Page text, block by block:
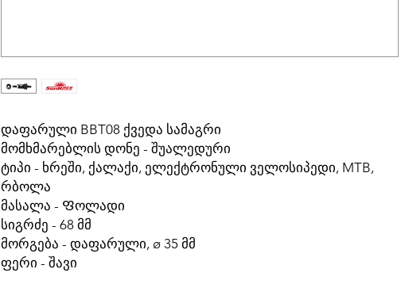
დაფარული BBT08 ქვედა სამაგრი
მომხმარებლის დონე - შუალედური
ტიპი - ხრეში, ქალაქი, ელექტრონული ველოსიპედი, MTB,
რბოლა
მასალა - Ფოლადი
სიგრძე - 68 მმ
მორგება - დაფარული, ø 35 მმ
ფერი - შავი